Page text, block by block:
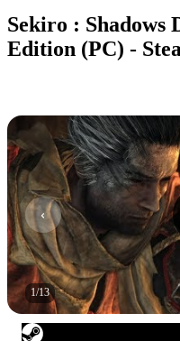
Sekiro : Shadows
Edition (PC) -
1/13